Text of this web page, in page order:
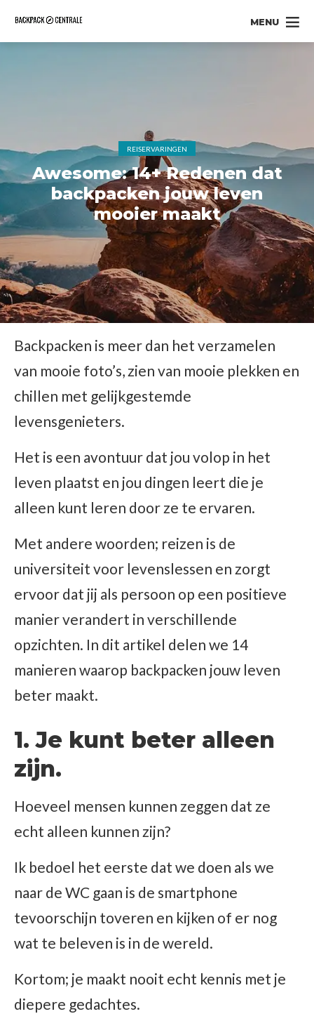
MENU
REISERVARINGEN
Awesome: 14+ Redenen dat
backpacken jouw leven
mooier maakt
Backpacken is meer dan het verzamelen
van mooie foto’s, zien van mooie plekken en
chillen met gelijkgestemde
levensgenieters.
Het is een avontuur dat jou volop in het
leven plaatst en jou dingen leert die je
alleen kunt leren door ze te ervaren.
Met andere woorden; reizen is de
universiteit voor levenslessen en zorgt
ervoor dat jij als persoon op een positieve
manier verandert in verschillende
opzichten. In dit artikel delen we 14
manieren waarop backpacken jouw leven
beter maakt.
1. Je kunt beter alleen
zijn.
Hoeveel mensen kunnen zeggen dat ze
echt alleen kunnen zijn?
Ik bedoel het eerste dat we doen als we
naar de WC gaan is de smartphone
tevoorschijn toveren en kijken of er nog
wat te beleven is in de wereld.
Kortom; je maakt nooit echt kennis met je
diepere gedachtes.